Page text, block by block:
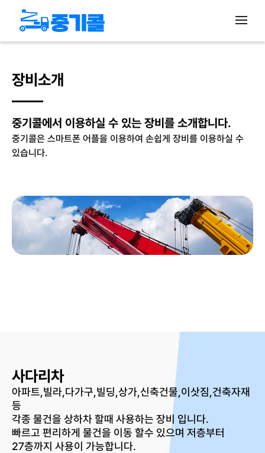
장비소개
중기콜에서 이용하실 수 있는 장비를 소개합니다.
중기콜은 스마트폰 어플을 이용하여 손쉽게 장비를 이용하실 수
있습니다.
사다리차
아파트,빌라,다가구,빌딩,상가,신축건물,이삿짐,건축자재
등
각종 물건을 상하차 할때 사용하는 장비 입니다.
빠르고 편리하게 물건을 이동 할수 있으며 저층부터
27층까지 사용이 가능합니다.